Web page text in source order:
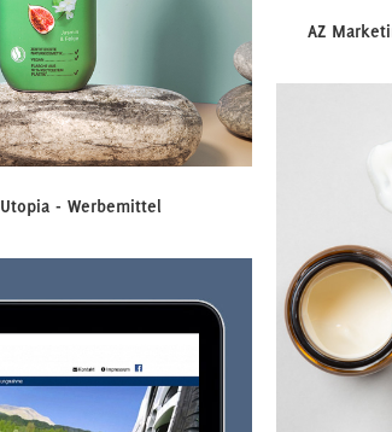
Utopia - Werbemittel
AZ